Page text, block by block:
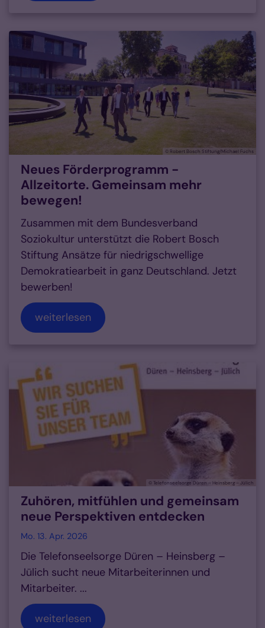
© Robert Bosch Stiftung/Michael Fuchs
Neues Förderprogramm -
Allzeitorte. Gemeinsam mehr
bewegen!
Zusammen mit dem Bundesverband
Soziokultur unterstützt die Robert Bosch
Stiftung Ansätze für niedrigschwellige
Demokratiearbeit in ganz Deutschland. Jetzt
bewerben!
weiterlesen
© Telefonseelsorge Düren – Heinsberg – Jülich
Zuhören, mitfühlen und gemeinsam
neue Perspektiven entdecken
Mo. 13. Apr. 2026
Die Telefonseelsorge Düren – Heinsberg –
Jülich sucht neue Mitarbeiterinnen und
Mitarbeiter. ...
weiterlesen